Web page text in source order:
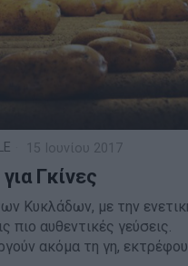
15 Ιουνίου 2017
Γκίνες
Κυκλάδων, με την
πιο αυθεντικές γεύσεις.
ακόμα τη γη,